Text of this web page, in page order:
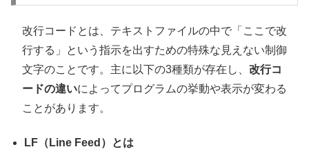
改行コードとは、テキストファイルの中で「ここで改
行する」という指示を出すための特殊な見えない制御
文字のことです。主に以下の3種類が存在し、 改行コ
ードの違いによってプログラムの挙動や表示が変わる
ことがあります。
LF（Line Feed）とは